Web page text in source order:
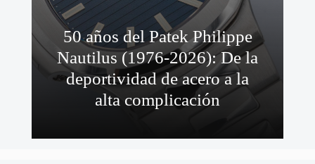
50 años del Patek Philippe
Nautilus (1976-2026): De la
deportividad de acero a la
alta complicación